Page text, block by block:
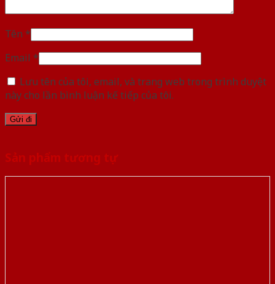
Tên *
Email *
Lưu tên của tôi, email, và trang web trong trình duyệt
này cho lần bình luận kế tiếp của tôi.
Sản phẩm tương tự